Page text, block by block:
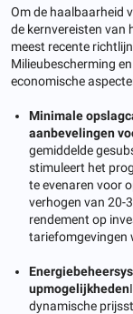
Om de haalbaarheid
de kernvereisten van
meest recente
Milieubescherming
economische
Minimale
aanbevelingen
gemiddelde
stimuleert het
te evenaren voor
verhogen van 20-
rendement op
tariefomgevingen
upmogelijkheden
dynamische